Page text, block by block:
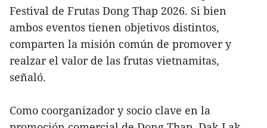
Festival de Frutas Dong Thap 2026. Si bien
ambos eventos tienen objetivos distintos,
comparten la misión común de promover y
realzar el valor de las frutas vietnamitas,
señaló.
Como coorganizador y socio clave en la